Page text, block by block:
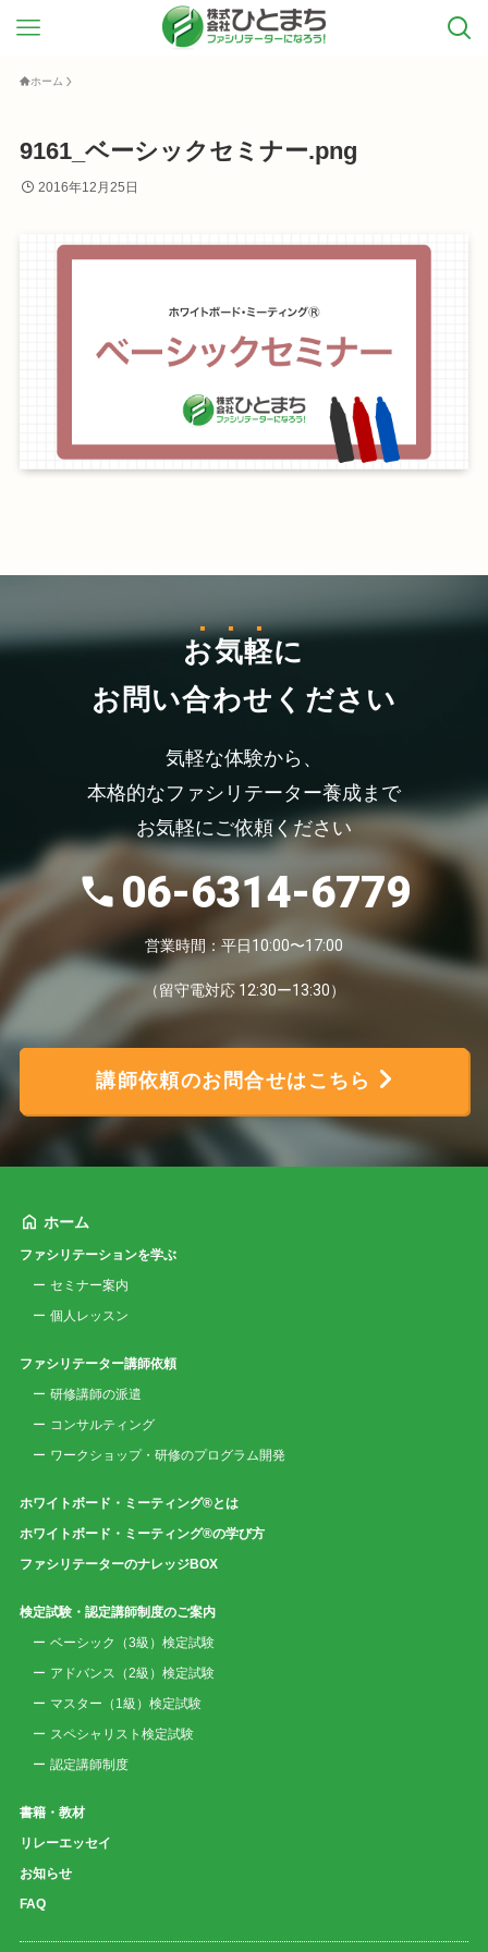
ホーム
9161_ベーシックセミナー.png
2016年12月25日
お気軽に
お問い合わせください
気軽な体験から、
本格的なファシリテーター養成まで
お気軽にご依頼ください
06-6314-6779
営業時間：平日10:00〜17:00
（留守電対応 12:30ー13:30）
講師依頼のお問合せはこちら
ホーム
ファシリテーションを学ぶ
セミナー案内
個人レッスン
ファシリテーター講師依頼
研修講師の派遣
コンサルティング
ワークショップ・研修のプログラム開発
ホワイトボード・ミーティング®とは
ホワイトボード・ミーティング®の学び方
ファシリテーターのナレッジBOX
検定試験・認定講師制度のご案内
ベーシック（3級）検定試験
アドバンス（2級）検定試験
マスター（1級）検定試験
スペシャリスト検定試験
認定講師制度
書籍・教材
リレーエッセイ
お知らせ
FAQ